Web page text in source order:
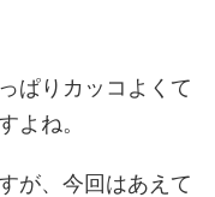
ぱりカッコよくて
よね。
が、今回はあえて